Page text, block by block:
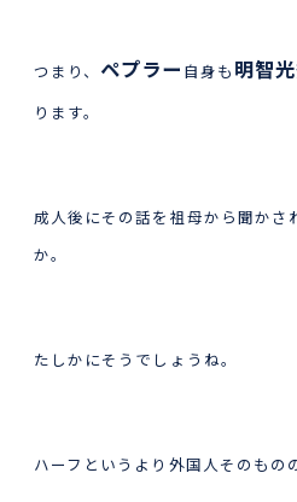
つまり、 ペプラー 自身も 明智
ります。
成人後にその話を祖母から聞かさ
か。
たしかにそうでしょうね。
ハーフというより外国人そのもの